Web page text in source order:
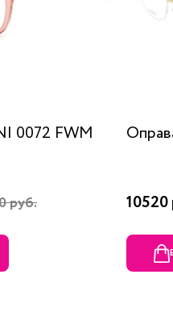
0072 FWM
руб. 10520